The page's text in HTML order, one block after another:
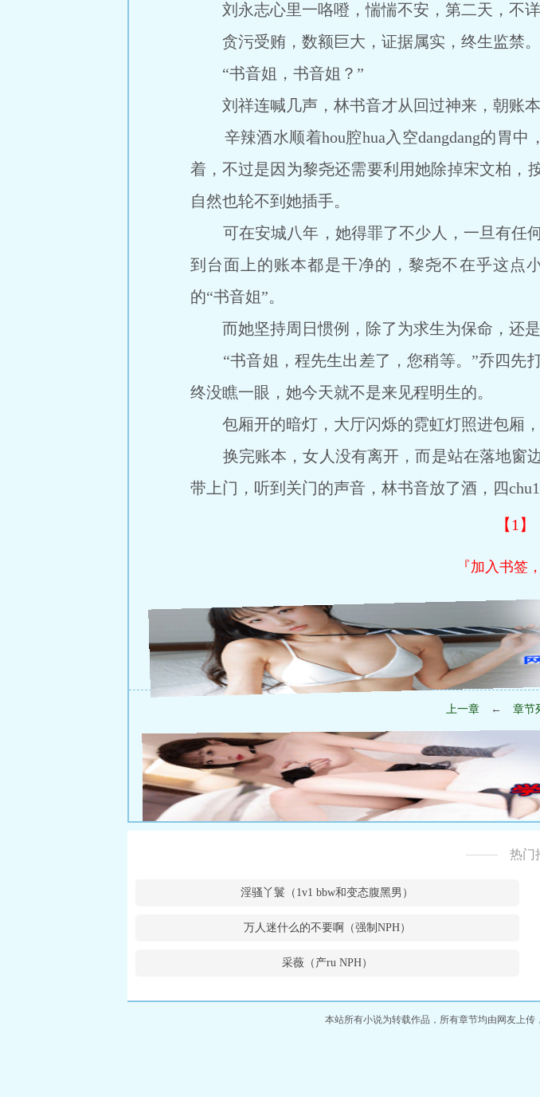
刘永志心里一咯噔，惴惴不安，第二天，不详
贪污受贿，数额巨大，证据属实，终生监禁。
“书音姐，书音姐？”
刘祥连喊几声，林书音才从回过神来，朝账本
辛辣酒水顺着hou腔hua入空dangdang的胃中
着，不过是因为黎尧还需要利用她除掉宋文柏，
自然也轮不到她插手。
可在安城八年，她得罪了不少人，一旦有任
到台面上的账本都是干净的，黎尧不在乎这点
的“书音姐”。
而她坚持周日惯例，除了为求生为保命，还是
“书音姐，程先生出差了，您稍等。”乔四先
终没瞧一眼，她今天就不是来见程明生的。
包厢开的暗灯，大厅闪烁的霓虹灯照进包厢，
换完账本，女人没有离开，而是站在落地窗
带上门，听到关门的声音，林书音放了酒，四
【1】
『加入书签
上一章 ← 章节
热门
淫骚丫鬟（1v1 bbw和变态腹黑男）
万人迷什么的不要啊（强制NPH）
采薇（产ru NPH）
本站所有小说为转载作品，所有章节均由网友上传